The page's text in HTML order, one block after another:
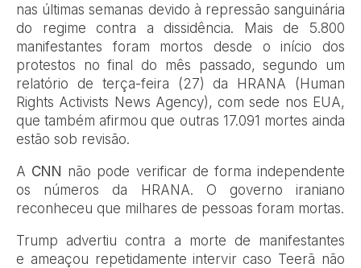
nas últimas semanas devido à repressão sanguinária
do regime contra a dissidência. Mais de 5.800
manifestantes foram mortos desde o início dos
protestos no final do mês passado, segundo um
relatório de terça-feira (27) da HRANA (Human
Rights Activists News Agency), com sede nos EUA,
que também afirmou que outras 17.091 mortes ainda
estão sob revisão.
A CNN não pode verificar de forma independente
os números da HRANA. O governo iraniano
reconheceu que milhares de pessoas foram mortas.
Trump advertiu contra a morte de manifestantes
e ameaçou repetidamente intervir caso Teerã não